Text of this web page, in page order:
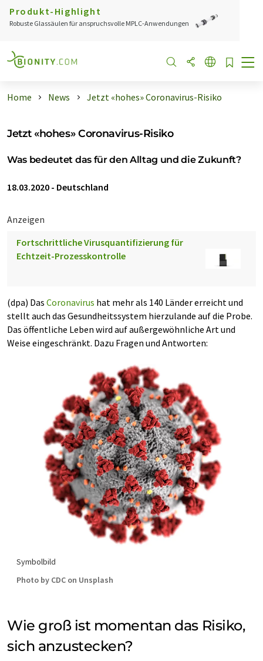
Produkt-Highlight
Robuste Glassäulen für anspruchsvolle MPLC-Anwendungen
Home News Jetzt «hohes» Coronavirus-Risiko
Jetzt «hohes» Coronavirus-Risiko
Was bedeutet das für den Alltag und die Zukunft?
18.03.2020 - Deutschland
Anzeigen
Fortschrittliche Virusquantifizierung für
Echtzeit-Prozesskontrolle
(dpa) Das Coronavirus hat mehr als 140 Länder erreicht und
stellt auch das Gesundheitssystem hierzulande auf die Probe.
Das öffentliche Leben wird auf außergewöhnliche Art und
Weise eingeschränkt. Dazu Fragen und Antworten:
Symbolbild
Photo by CDC on Unsplash
Wie groß ist momentan das Risiko,
sich anzustecken?